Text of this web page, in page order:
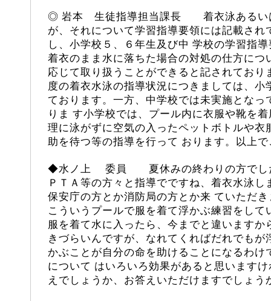
◎ 岩本 生徒指導担当課長 着衣泳あるい
が、それについて学習指導要領には記載され
し、小学校５、６年生及び中 学校の学習指
着衣のまま水に落ちた場合の対処の仕方につ
応じて取り扱うことができると記されており
度の着衣水泳の指導状況につきましては、小
ております。一方、中学校では未実施となっ
りま す小学校では、プール内に衣服や靴を
理に泳がずに空気の入ったペットボトルや衣
助を待つ等の指導を行って おります。以上
◆水ノ上 委員 夏休みの終わりの方でし
ＰＴＡ等の方々と指導でですね、着衣水泳
保安庁の方とか消防局の方とか来 ていただ
こういうプールで服を着て浮かぶ練習をして
服を着て水に入ったら、今までと違いますか
きづらいんですが、なれてくればだれでもが
かぶことが自分の命を助けることになるわけ
について はいろいろ効果があると思います
えでしょうか、お答えいただけますでしょう